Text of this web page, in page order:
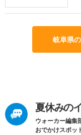
岐阜県
夏休みの
ウォーカー編集
おでかけスポッ